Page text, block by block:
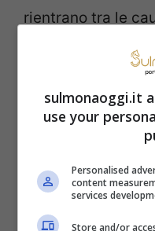
rientrano tra le
licenziamento
sulmonaoggi.it
use your
Personalised
content
services
Store and/or